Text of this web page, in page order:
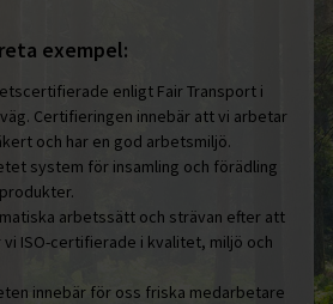
exempel:
enligt Fair Transport i
Certifieringen innebär att vi arbetar
och har en god arbetsmiljö.
system för insamling och förädling
arbetssätt och strävan efter att
ISO-certifierade i kvalitet, miljö och
innebär för oss friska medarbetare